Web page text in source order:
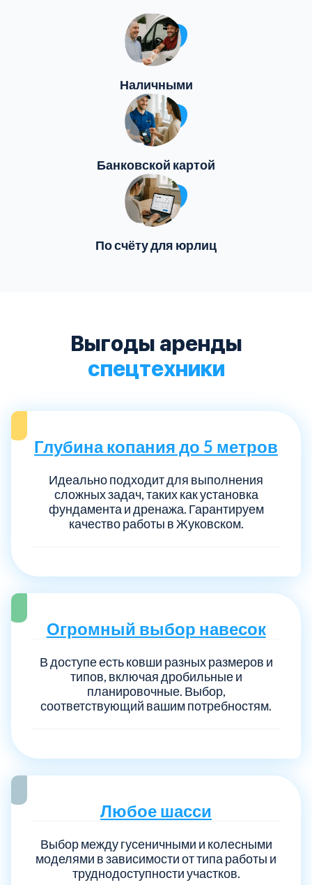
Наличными
Банковской картой
По счёту для юрлиц
Выгоды аренды
спецтехники
Глубина копания до 5 метров
Идеально подходит для выполнения
сложных задач, таких как установка
фундамента и дренажа. Гарантируем
качество работы в Жуковском.
Огромный выбор навесок
В доступе есть ковши разных размеров и
типов, включая дробильные и
планировочные. Выбор,
соответствующий вашим потребностям.
Любое шасси
Выбор между гусеничными и колесными
моделями в зависимости от типа работы и
труднодоступности участков.